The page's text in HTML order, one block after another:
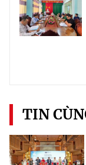
TIN